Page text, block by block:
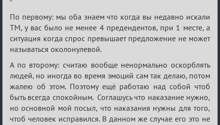
По первому: мы оба знаем что когда вы недавно искали
ТМ, у вас было не менее 4 предендентов, при 1 месте, а
ситуация когда спрос превышает предложение не может
называться околонулевой.
А по второму: считаю вообще ненормально оскорблять
людей, но иногда во время эмоций сам так делаю, потом
жалею об этом. Поэтому ещё работаю над собой чтоб
быть всегда спокойным. Соглашусь что наказание нужно,
но основной мой посыл, что наказания нужны для того,
чтоб человек исправился. В данном же случае его это не